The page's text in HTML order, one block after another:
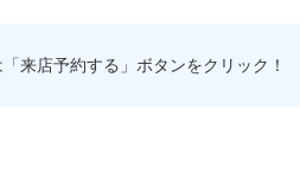
来店予約する」ボタンをクリック！